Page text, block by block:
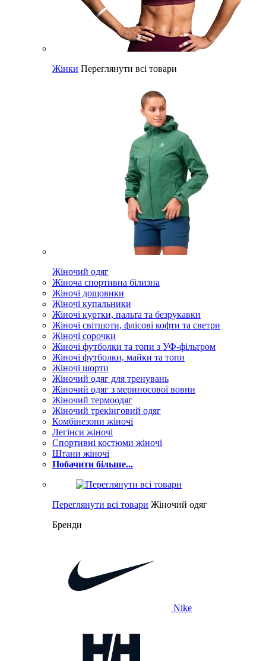
Жінки Переглянути всі товари
Жіночий одяг
Жіноча спортивна білизна
Жіночі дощовики
Жіночі купальники
Жіночі куртки, пальта та безрукавки
Жіночі світшоти, флісові кофти та светри
Жіночі сорочки
Жіночі футболки та топи з УФ-фільтром
Жіночі футболки, майки та топи
Жіночі шорти
Жіночий одяг для тренувань
Жіночий одяг з мериносової вовни
Жіночий термоодяг
Жіночий трекінговий одяг
Комбінезони жіночі
Легінси жіночі
Спортивні костюми жіночі
Штани жіночі
Побачити більше...
Переглянути всі товари Жіночий одяг
Бренди
Nike